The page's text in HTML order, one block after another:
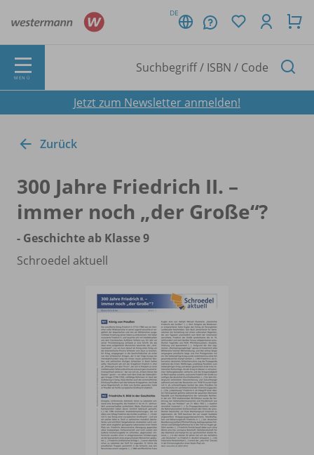
DE
MENÜ
Jetzt zum Newsletter anmelden!
Zurück
300 Jahre Friedrich II. –
immer noch „der Große“?
- Geschichte ab Klasse 9
Schroedel aktuell